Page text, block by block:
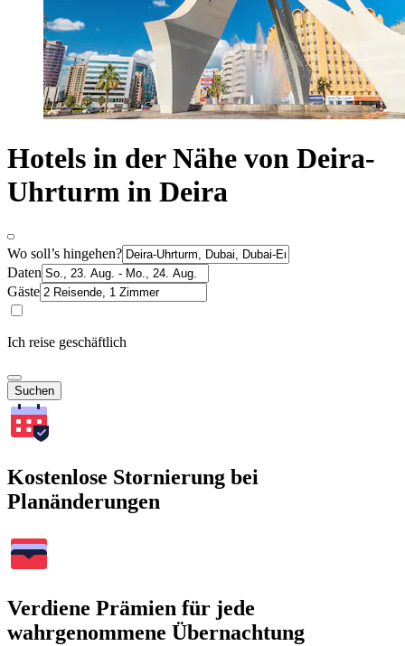
Hotels in der Nähe von Deira-
Uhrturm in Deira
Wo soll’s hingehen?
Daten
Gäste
Ich reise geschäftlich
Suchen
Kostenlose Stornierung bei
Planänderungen
Verdiene Prämien für jede
wahrgenommene Übernachtung